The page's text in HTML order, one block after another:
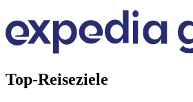
Top-Reiseziele